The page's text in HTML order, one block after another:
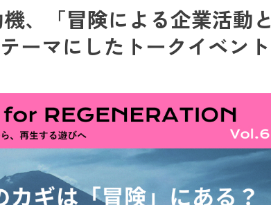
、「冒険による企業活動と
ーマにしたトークイベント